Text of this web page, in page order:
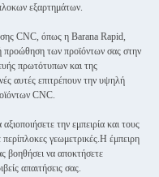
εξαρτημάτων.
CNC, όπως η Barana Rapid,
προώθηση των προϊόντων σας στην
πρωτότυπων και της
αυτές επιτρέπουν την υψηλή
CNC.
την εμπειρία και τους
γεωμετρικές.Η έμπειρη
βοηθήσει να αποκτήσετε
απαιτήσεις σας.